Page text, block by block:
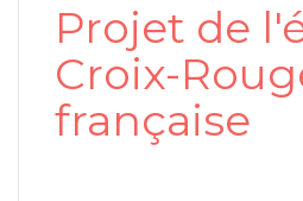
Projet de
Croix-
française